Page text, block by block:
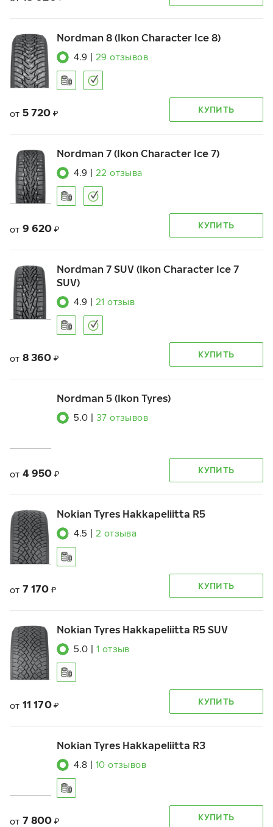
Nordman 8 (Ikon Character Ice 8)
4.9 29 отзывов
от 5 720 ₽ КУПИТЬ
Nordman 7 (Ikon Character Ice 7)
4.9 22 отзыва
от 9 620 ₽ КУПИТЬ
Nordman 7 SUV (Ikon Character Ice 7
SUV)
4.9 21 отзыв
от 8 360 ₽ КУПИТЬ
Nordman 5 (Ikon Tyres)
5.0 37 отзывов
от 4 950 ₽ КУПИТЬ
Nokian Tyres Hakkapeliitta R5
4.5 2 отзыва
от 7 170 ₽ КУПИТЬ
Nokian Tyres Hakkapeliitta R5 SUV
5.0 1 отзыв
от 11 170 ₽ КУПИТЬ
Nokian Tyres Hakkapeliitta R3
4.8 10 отзывов
от 7 800 ₽ КУПИТЬ